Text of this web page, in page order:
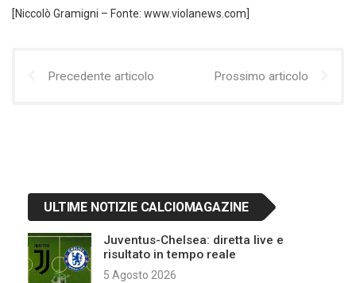
[Niccolò Gramigni – Fonte: www.violanews.com]
Precedente articolo Prossimo articolo
ULTIME NOTIZIE CALCIOMAGAZINE
Juventus-Chelsea: diretta live e
risultato in tempo reale
5 Agosto 2026